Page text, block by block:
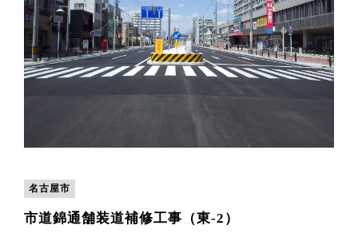
名古屋市
市道錦通舗装道補修工事（東-2）